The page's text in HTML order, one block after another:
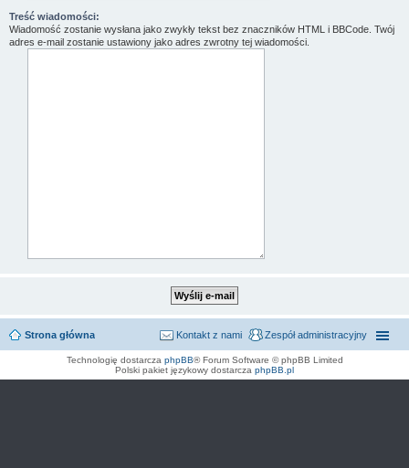
Treść wiadomości:
Wiadomość zostanie wysłana jako zwykły tekst bez znaczników HTML i BBCode. Twój
adres e-mail zostanie ustawiony jako adres zwrotny tej wiadomości.
Strona główna Zespół administracyjny
Kontakt z nami
Technologię dostarcza phpBB® Forum Software © phpBB Limited
Polski pakiet językowy dostarcza phpBB.pl